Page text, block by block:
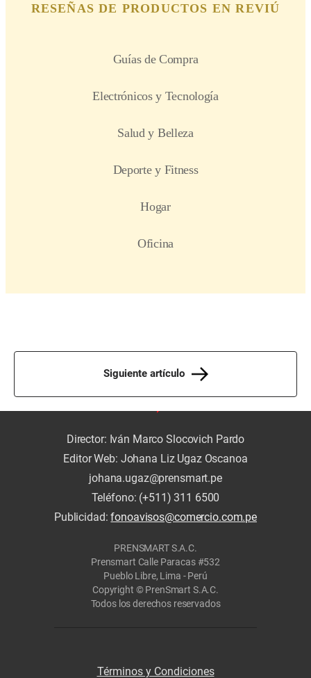
Siguiente artículo
Director: Iván Marco Slocovich Pardo
Editor Web: Johana Liz Ugaz Oscanoa
johana.ugaz@prensmart.pe
Teléfono: (+511) 311 6500
Publicidad:fonoavisos@comercio.com.pe
PRENSMART S.A.C.
Prensmart Calle Paracas #532
Pueblo Libre, Lima - Perú
Copyright © PrenSmart S.A.C.
Todos los derechos reservados
Términos y Condiciones